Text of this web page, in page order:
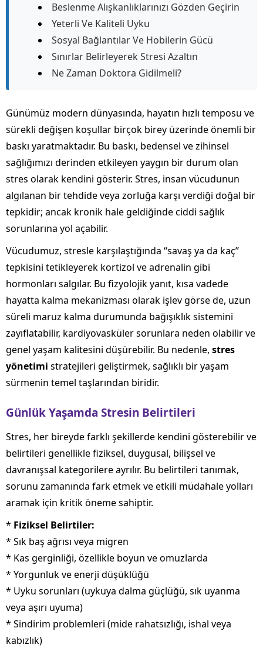
Beslenme Alışkanlıklarınızı Gözden Geçirin
Yeterli Ve Kaliteli Uyku
Sosyal Bağlantılar Ve Hobilerin Gücü
Sınırlar Belirleyerek Stresi Azaltın
Ne Zaman Doktora Gidilmeli?
Günümüz modern dünyasında, hayatın hızlı temposu ve
sürekli değişen koşullar birçok birey üzerinde önemli bir
baskı yaratmaktadır. Bu baskı, bedensel ve zihinsel
sağlığımızı derinden etkileyen yaygın bir durum olan
stres olarak kendini gösterir. Stres, insan vücudunun
algılanan bir tehdide veya zorluğa karşı verdiği doğal bir
tepkidir; ancak kronik hale geldiğinde ciddi sağlık
sorunlarına yol açabilir.
Vücudumuz, stresle karşılaştığında “savaş ya da kaç”
tepkisini tetikleyerek kortizol ve adrenalin gibi
hormonları salgılar. Bu fizyolojik yanıt, kısa vadede
hayatta kalma mekanizması olarak işlev görse de, uzun
süreli maruz kalma durumunda bağışıklık sistemini
zayıflatabilir, kardiyovasküler sorunlara neden olabilir ve
genel yaşam kalitesini düşürebilir. Bu nedenle, stres
yönetimi stratejileri geliştirmek, sağlıklı bir yaşam
sürmenin temel taşlarından biridir.
Günlük Yaşamda Stresin Belirtileri
Stres, her bireyde farklı şekillerde kendini gösterebilir ve
belirtileri genellikle fiziksel, duygusal, bilişsel ve
davranışsal kategorilere ayrılır. Bu belirtileri tanımak,
sorunu zamanında fark etmek ve etkili müdahale yolları
aramak için kritik öneme sahiptir.
* Fiziksel Belirtiler:
* Sık baş ağrısı veya migren
* Kas gerginliği, özellikle boyun ve omuzlarda
* Yorgunluk ve enerji düşüklüğü
* Uyku sorunları (uykuya dalma güçlüğü, sık uyanma
veya aşırı uyuma)
* Sindirim problemleri (mide rahatsızlığı, ishal veya
kabızlık)